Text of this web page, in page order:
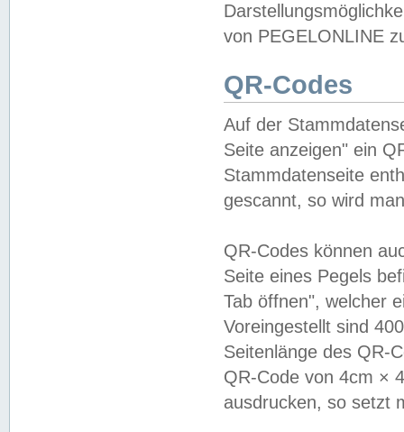
von PEGELONLINE
QR-Codes
Auf der
Seite anzeigen" ein
Stammdatenseite
gescannt, so wird
QR-Codes können
Seite eines Pegels
Tab öffnen", welcher
Voreingestellt sind
Seitenlänge des QR-
QR-Code von 4cm ×
ausdrucken, so setzt